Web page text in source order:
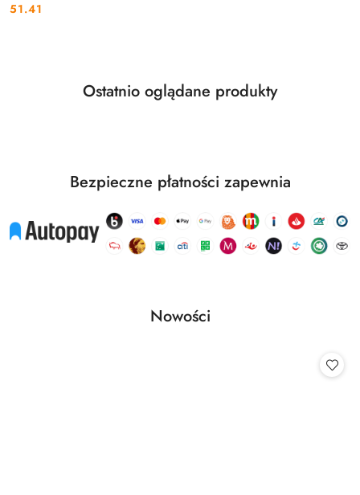
Cena:
51.41
Pomiń karuzelę produktów
Produkty
Ostatnio oglądane produkty
Bezpieczne płatności zapewnia
Pomiń karuzelę produktów
Produkty
Nowości